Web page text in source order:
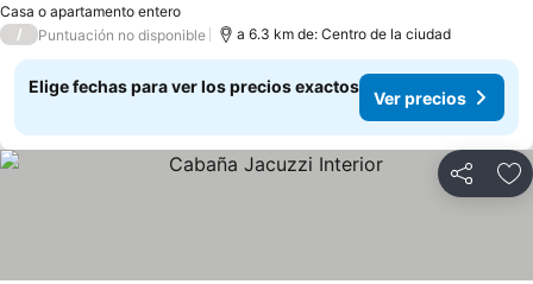
Casa o apartamento entero
/ Puntuación no disponible a 6.3 km de: Centro de la ciudad
Elige fechas para ver los precios exactos
Ver precios
Compartir